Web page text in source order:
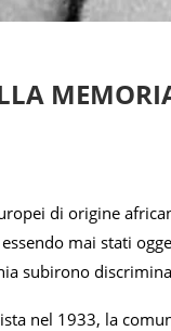
di origine
mai stati
subirono
nel 1933, la